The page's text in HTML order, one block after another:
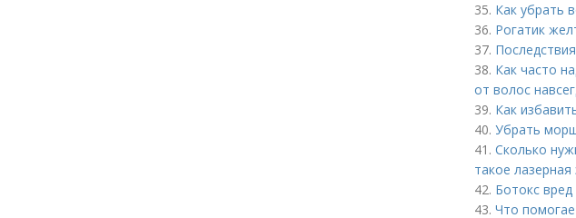
35. Как убрать
36. Рогатик
37.
38. Как часто
от волос
39. Как
40. Убрать
41. Сколько
такое лазерная
42. Ботокс
43. Что